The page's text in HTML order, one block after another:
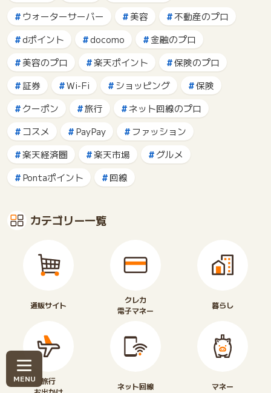
ウォーターサーバー
美容
不動産のプロ
dポイント
docomo
金融のプロ
美容のプロ
楽天ポイント
保険のプロ
証券
Wi-Fi ショッピング
保険
クーポン
旅行
ネット回線のプロ
コスメ
PayPay
ファッション
楽天経済圏
楽天市場
グルメ
Pontaポイント
回線
カテゴリー一覧
通販サイト
クレカ
電子マネー
暮らし
旅行
ネット回線 マネー